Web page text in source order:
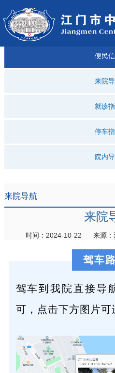
医院
简介
来院
导航
就诊
指引
专科
建设
便民
来院
就诊指
停车指
院内
来院导航
来院
时间：2024-10-22 来源：
驾车
驾车到我院直接导
可，点击下方图片可